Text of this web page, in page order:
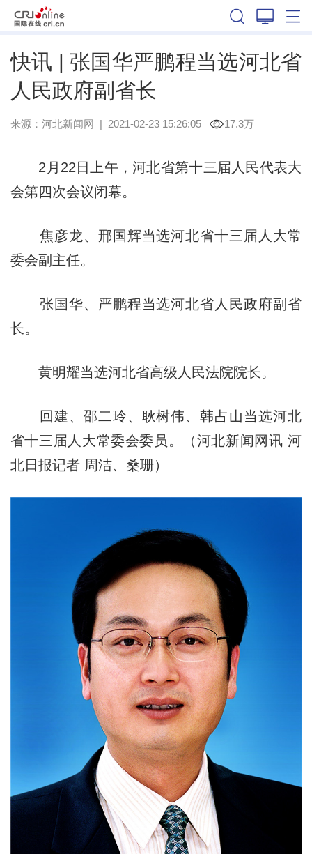
快讯 | 张国华严鹏程当选河北省
人民政府副省长
来源： 河北新闻网 | 2021-02-23 15:26:05 17.3万
2月22日上午，河北省第十三届人民代表大
会第四次会议闭幕。
焦彦龙、邢国辉当选河北省十三届人大常
委会副主任。
张国华、严鹏程当选河北省人民政府副省
长。
黄明耀当选河北省高级人民法院院长。
回建、邵二玲、耿树伟、韩占山当选河北
省十三届人大常委会委员。（河北新闻网讯 河
北日报记者 周洁、桑珊）